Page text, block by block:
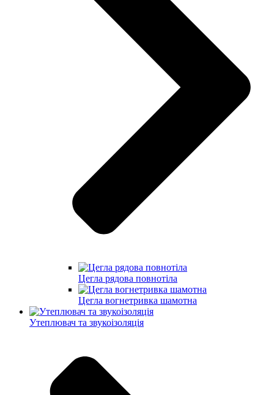
Цегла рядова повнотіла
Цегла вогнетривка шамотна
Утеплювач та звукоізоляція